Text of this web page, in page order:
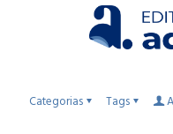
Categorias Tags